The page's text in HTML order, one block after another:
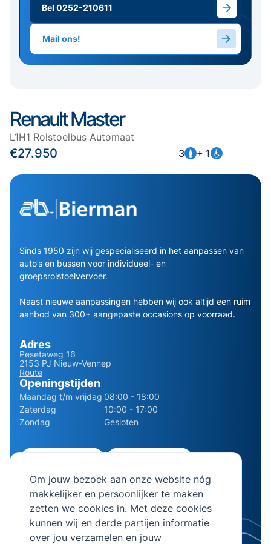
Om jouw bezoek aan onze website nóg
makkelijker en persoonlijker te maken
zetten we cookies in. Met deze cookies
kunnen wij en derde partijen informatie
over jou verzamelen en jouw
Bel 0252-210611
Mail ons!
Renault Master
L1H1 Rolstoelbus Automaat
€27.950 3 + 1
Sinds 1950 zijn wij gespecialiseerd in het aanpassen van
auto’s en bussen voor individueel- en
groepsrolstoelvervoer.
Naast nieuwe aanpassingen hebben wij ook altijd een ruim
aanbod van 300+ aangepaste occasions op voorraad.
Adres
Pesetaweg 16
2153 PJ Nieuw-Vennep
Route
Openingstijden
Maandag t/m vrijdag 08:00 - 18:00
Zaterdag
10:00 - 17:00
Zondag
Gesloten
info@bierman.eu